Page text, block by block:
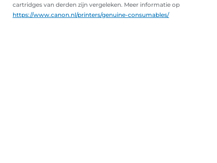
cartridges van derden zijn vergeleken. Meer informatie op
https://www.canon.nl/printers/genuine-consumables/